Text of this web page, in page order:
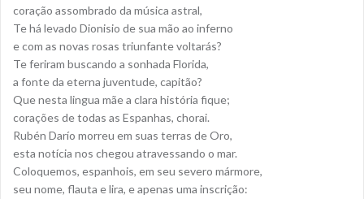
coração assombrado da música astral,
Te há levado Dionisio de sua mão ao inferno
e com as novas rosas triunfante voltarás?
Te feriram buscando a sonhada Florida,
a fonte da eterna juventude, capitão?
Que nesta lingua mãe a clara história fique;
corações de todas as Espanhas, chorai.
Rubén Darío morreu em suas terras de Oro,
esta notícia nos chegou atravessando o mar.
Coloquemos, espanhois, em seu severo mármore,
seu nome, flauta e lira, e apenas uma inscrição: